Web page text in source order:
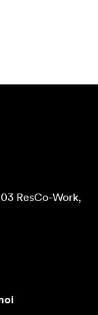
ResCo-Work,